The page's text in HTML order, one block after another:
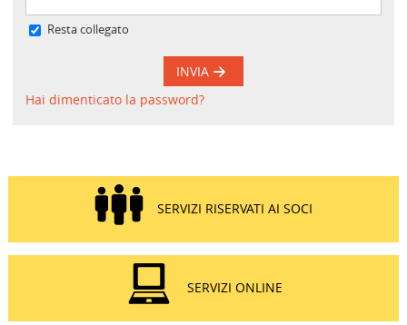
Resta collegato
INVIA
Hai dimenticato la password?
SERVIZI RISERVATI AI SOCI
SERVIZI ONLINE